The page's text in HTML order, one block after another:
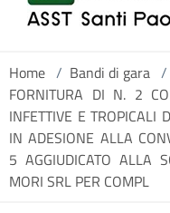
Home / Bandi di gara /
FORNITURA DI N. 2
INFETTIVE E TROPICALI
IN ADESIONE ALLA
5 AGGIUDICATO ALLA
MORI SRL PER COMPL